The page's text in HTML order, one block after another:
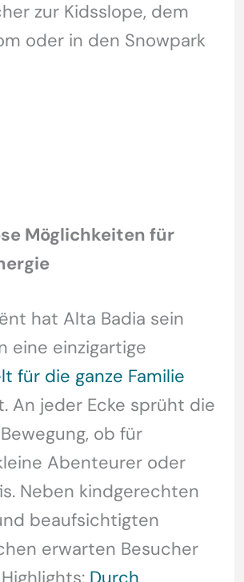
zur Kidsslope, dem
oder in den Snowpark
Möglichkeiten für
hat Alta Badia sein
eine einzigartige
für die ganze Familie
An jeder Ecke sprüht die
ob für
Abenteurer oder
Neben kindgerechten
beaufsichtigten
erwarten Besucher